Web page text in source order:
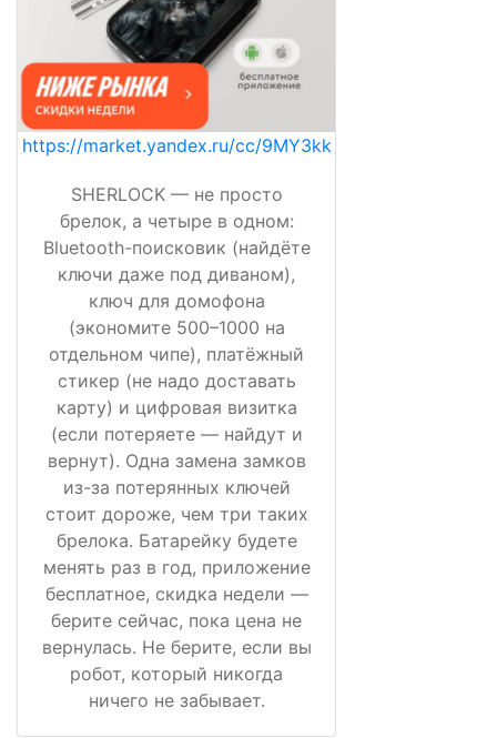
https://market.yandex.ru/cc/9MY3kk
SHERLOCK — не просто
брелок, а четыре в одном:
Bluetooth-поисковик (найдёте
ключи даже под диваном),
ключ для домофона
(экономите 500–1000 на
отдельном чипе), платёжный
стикер (не надо доставать
карту) и цифровая визитка
(если потеряете — найдут и
вернут). Одна замена замков
из-за потерянных ключей
стоит дороже, чем три таких
брелока. Батарейку будете
менять раз в год, приложение
бесплатное, скидка недели —
берите сейчас, пока цена не
вернулась. Не берите, если вы
робот, который никогда
ничего не забывает.